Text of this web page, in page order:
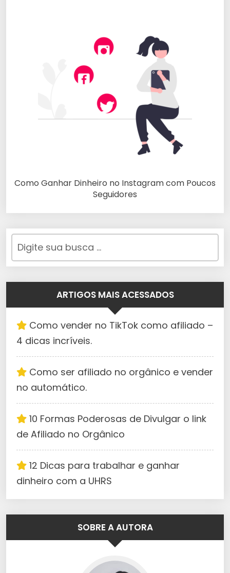
Como Ganhar Dinheiro no Instagram com Poucos
Seguidores
ARTIGOS MAIS ACESSADOS
Como vender no TikTok como afiliado –
4 dicas incríveis.
Como ser afiliado no orgânico e vender
no automático.
10 Formas Poderosas de Divulgar o link
de Afiliado no Orgânico
12 Dicas para trabalhar e ganhar
dinheiro com a UHRS
SOBRE A AUTORA